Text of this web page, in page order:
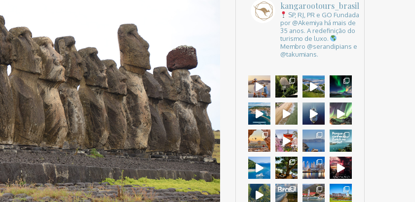
kangarootours_brasil
SP, RJ, PR e GO Fundada
por @Akemiya há mais de
35 anos. A redefinição do
turismo de luxo.
Membro @serandipians e
@takumians.